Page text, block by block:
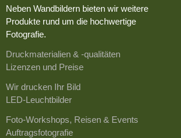
Neben Wandbildern bieten wir weitere
Produkte rund um die hochwertige
Fotografie.
Druckmaterialien & -qualitäten
Lizenzen und Preise
Wir drucken Ihr Bild
LED-Leuchtbilder
Foto-Workshops, Reisen & Events
Auftragsfotografie